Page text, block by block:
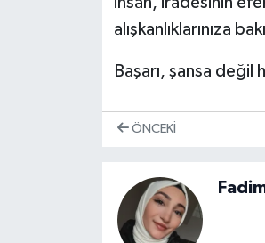
alışkanlıklarınıza
Başarı, şansa değil
ÖNCEKI